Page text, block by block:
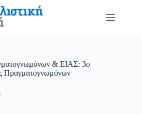
& ΕΙΑΣ: 3ο
Πραγματογνωμόνων